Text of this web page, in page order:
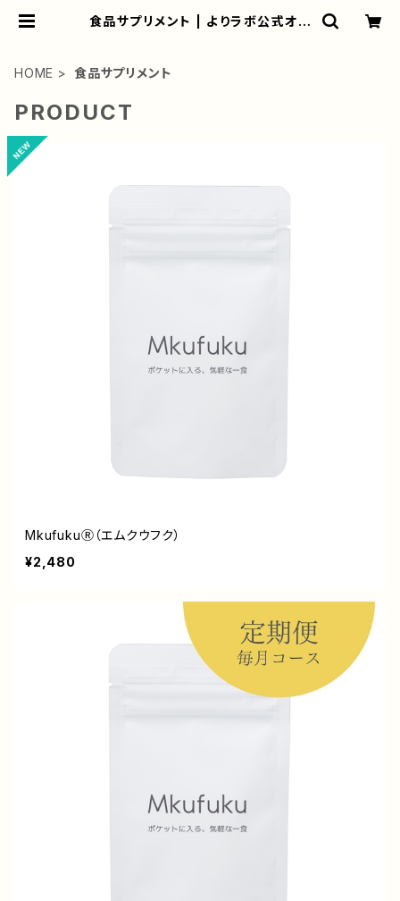
食品サプリメント | よりラボ公式オン
HOME 食品サプリメント
PRODUCT
MkufukuⓇ（エムクウフク）
¥2,480